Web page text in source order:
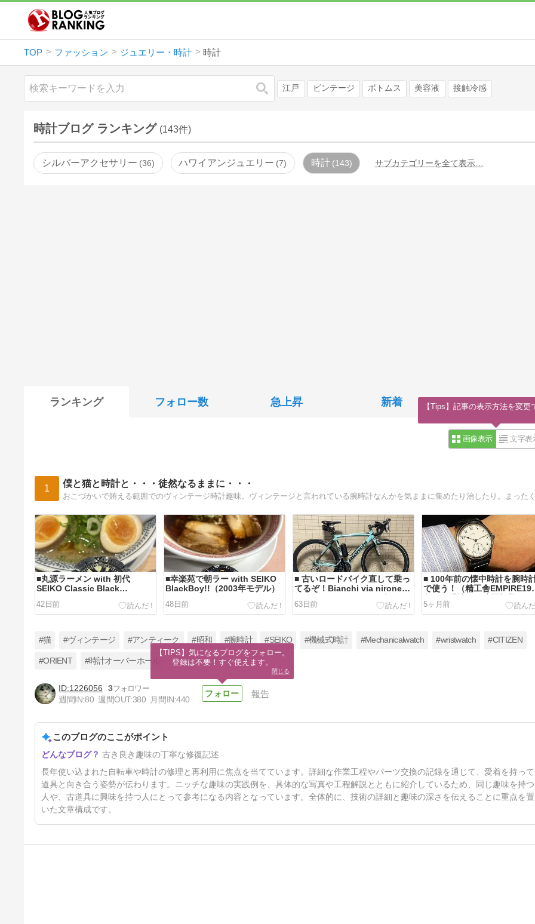
TOP ファッション ジュエリー・時計 時計
検索 江戸 ビンテージ ボトムス 美容液 接触冷感
時計ブログ ランキング (143件)
シルバーアクセサリー 36 ハワイアンジュエリー 7 時計 143 サブカテゴリーを全て表示…
ランキング フォロー数 急上昇 新着
画像表示 文字表
1 僕と猫と時計と・・・徒然なるままに・・・
■丸源ラーメン with 初代
SEIKO Classic Black
Monster 7S26-0350 SKX779
42日前
■幸楽苑で朝ラー with SEIKO
BlackBoy!!（2003年モデル）
48日前
■ 古いロードバイク直して乗っ
てるぞ！Bianchi via nirone 7
alu hydro carbon 105改 2009
備忘録
63日前
■ 100年前の懐中時計を腕時
で使う！（精工舎
年～（明治42～大正初期））
5ヶ月前
■ 古いロードバイク直して乗る
ぞ！Bianchi via nirone 7 alu
2009（整備備忘録）
#猫 #ヴィンテージ #アンティーク #昭和 #腕時計 #SEIKO #機械式時計 #Mechanicalwatch #wristwatch #CITIZEN
#ORIENT #時計オーバーホール
1226056
3
週間IN:80 週間OUT:380 月間IN:440
報告
このブログのここがポイント
古き良き趣味の丁寧な修復記述
長年使い込まれた自転車や時計の修理と再利用に焦点を当てています。詳細な作業工程やパーツ交換の記録を通じて、愛着を持って
道具と向き合う姿勢が伝わります。ニッチな趣味の実践例を、具体的な写真や工程解説とともに紹介しているため、同じ趣味を持つ
人や、古道具に興味を持つ人にとって参考になる内容となっています。全体的に、技術の詳細と趣味の深さを伝えることに重点を置
いた文章構成です。
【TIPS】気になるブログをフォロー。
登録は不要！すぐ使えます。
閉じる
【Tips】記事の表示方法を変更